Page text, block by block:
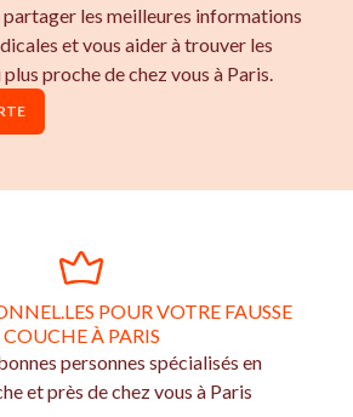
les meilleures informations
et vous aider à trouver les
proche de chez vous à Paris.
POUR VOTRE FAUSSE
COUCHE À PARIS
personnes spécialisés en
et près de chez vous à Paris